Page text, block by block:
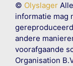
© Olyslager
informatie mag
andere
voorafgaande
Organisation